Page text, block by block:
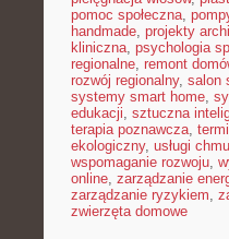
pomoc społeczna,
handmade, projekty
kliniczna, psychologia
regionalne, remont
rozwój regionalny, salon
systemy smart home,
edukacji, sztuczna
terapia poznawcza,
ekologiczny, usługi
wspomaganie rozwoju,
online, zarządzanie
zarządzanie ryzykiem,
zwierzęta domowe